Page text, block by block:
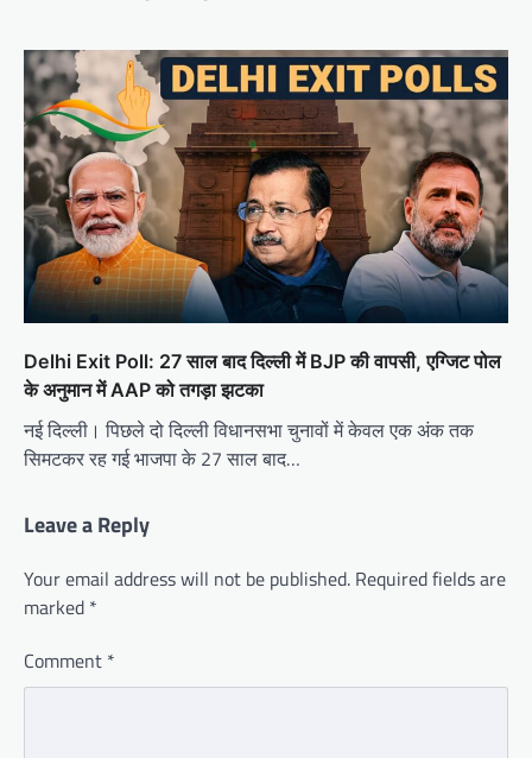
Delhi Exit Poll: 27 साल बाद दिल्ली में BJP की वापसी, एग्जिट पोल
के अनुमान में AAP को तगड़ा झटका
नई दिल्ली। पिछले दो दिल्ली विधानसभा चुनावों में केवल एक अंक तक
सिमटकर रह गई भाजपा के 27 साल बाद…
Leave a Reply
Your email address will not be published. Required fields are
marked *
Comment *